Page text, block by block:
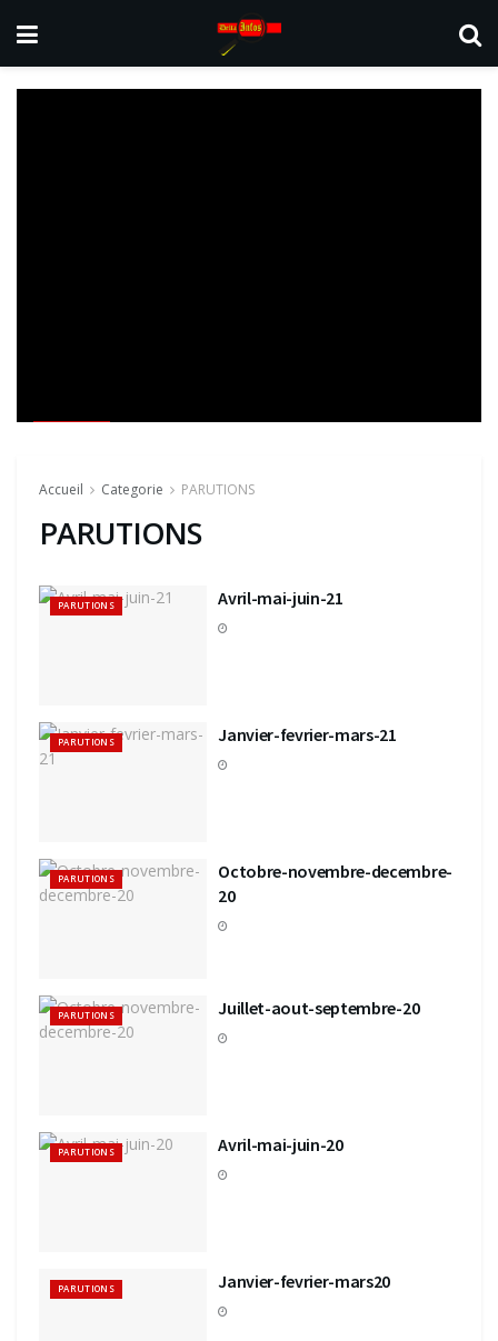
Accueil Categorie PARUTIONS
PARUTIONS
PARUTIONS Avril-mai-juin-21
PARUTIONS Janvier-fevrier-mars-21
PARUTIONS
Octobre-novembre-decembre-
20
PARUTIONS Juillet-aout-septembre-20
PARUTIONS Avril-mai-juin-20
PARUTIONS Janvier-fevrier-mars20